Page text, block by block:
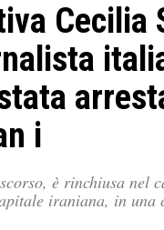
Cecilia
i
è rinchiusa nel
iraniana, in una